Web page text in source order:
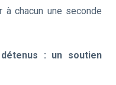
à chacun une seconde
: un soutien